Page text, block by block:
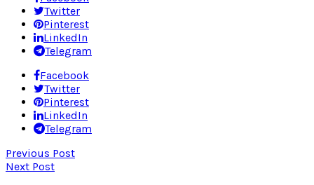
Twitter
Pinterest
LinkedIn
Telegram
Facebook
Twitter
Pinterest
LinkedIn
Telegram
Previous Post
Next Post